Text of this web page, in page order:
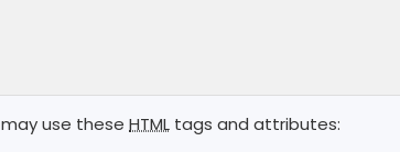
use these HTML tags and attributes: